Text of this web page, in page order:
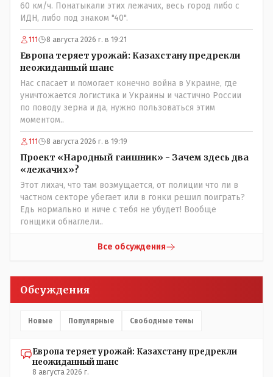
60 км/ч. Понатыкали этих лежачих, весь город либо с
ИДН, либо под знаком "40".
111 8 августа 2026 г. в 19:21
Европа теряет урожай: Казахстану предрекли
неожиданный шанс
Нас спасает и помогает конечно война в Украине, где
уничтожается логистика и Украины и частично России
по поводу зерна и да, нужно пользоваться этим
моментом..
111 8 августа 2026 г. в 19:19
Проект «Народный гаишник» - Зачем здесь два
«лежачих»?
Этот лихач, что там возмущается, от полиции что ли в
частном секторе убегает или в гонки решил поиграть?
Едь нормально и ниче с тебя не убудет! Вообще
гонщики обнаглели..
Все обсуждения
Обсуждения
Новые Популярные Свободные темы
Европа теряет урожай: Казахстану предрекли
неожиданный шанс
8 августа 2026 г.